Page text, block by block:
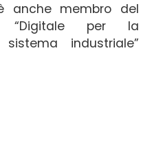
anche membro del
“Digitale per la
industriale”